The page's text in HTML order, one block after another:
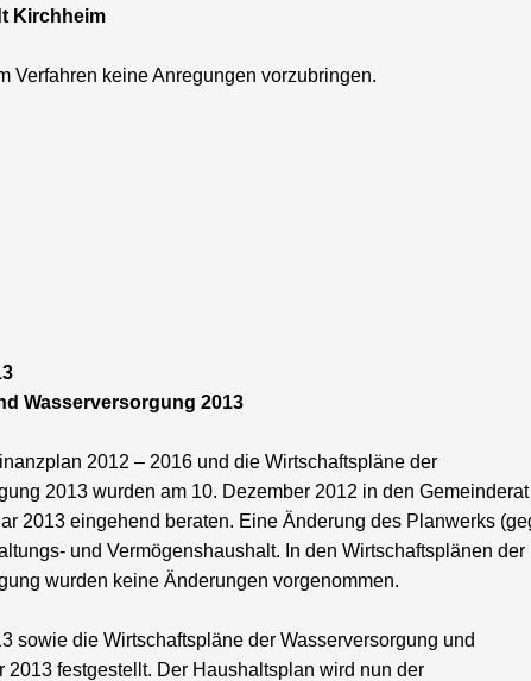
Kirchheim
Verfahren keine Anregungen vorzubringen.
Wasserversorgung 2013
2012 – 2016 und die Wirtschaftspläne der
2013 wurden am 10. Dezember 2012 in den Gemeinderat
2013 eingehend beraten. Eine Änderung des Planwerks
und Vermögenshaushalt. In den Wirtschaftsplänen der
wurden keine Änderungen vorgenommen.
sowie die Wirtschaftspläne der Wasserversorgung und
festgestellt. Der Haushaltsplan wird nun der